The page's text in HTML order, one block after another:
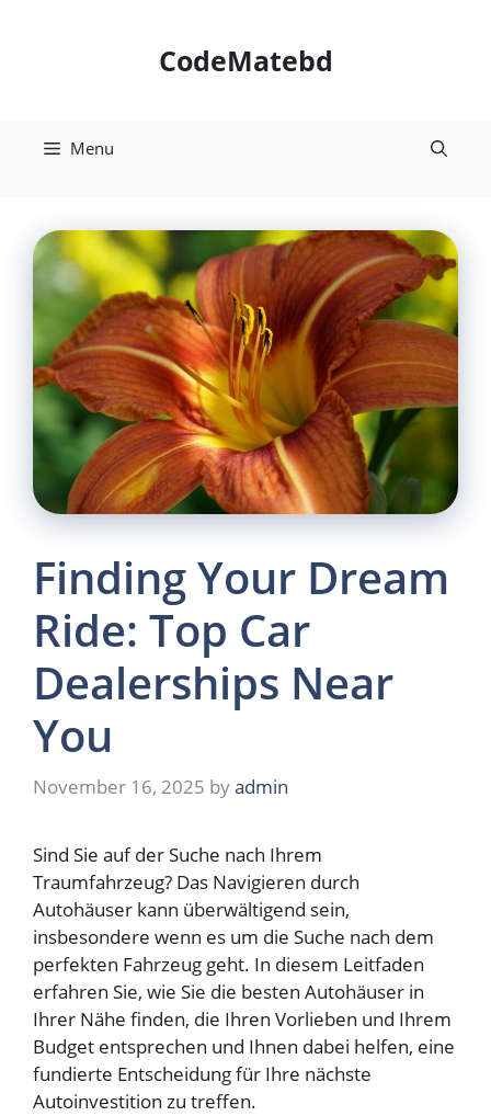
CodeMatebd
Menu
Finding Your Dream
Ride: Top Car
Dealerships Near
You
November 16, 2025 byadmin
Sind Sie auf der Suche nach Ihrem
Traumfahrzeug? Das Navigieren durch
Autohäuser kann überwältigend sein,
insbesondere wenn es um die Suche nach dem
perfekten Fahrzeug geht. In diesem Leitfaden
erfahren Sie, wie Sie die besten Autohäuser in
Ihrer Nähe finden, die Ihren Vorlieben und Ihrem
Budget entsprechen und Ihnen dabei helfen, eine
fundierte Entscheidung für Ihre nächste
Autoinvestition zu treffen.